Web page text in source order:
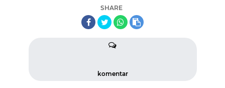
SHARE
komentar